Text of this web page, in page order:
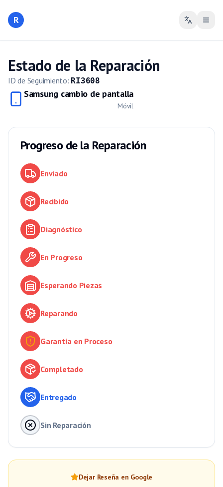
R
Estado de la Reparación
ID de Seguimiento: RI3608
Samsung cambio de pantalla
Móvil
Progreso de la Reparación
Enviado
Recibido
Diagnóstico
En Progreso
Esperando Piezas
Reparando
Garantía en Proceso
Completado
Entregado
Sin Reparación
Dejar Reseña en Google